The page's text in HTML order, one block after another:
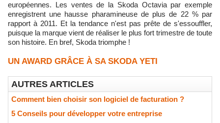
européennes. Les ventes de la Skoda Octavia par exemple
enregistrent une hausse pharamineuse de plus de 22 % par
rapport à 2011. Et la tendance n'est pas prête de s'essouffler,
puisque la marque vient de réaliser le plus fort trimestre de toute
son histoire. En bref, Skoda triomphe !
UN AWARD GRÂCE À SA SKODA YETI
AUTRES ARTICLES
Comment bien choisir son logiciel de facturation ?
5 Conseils pour développer votre entreprise